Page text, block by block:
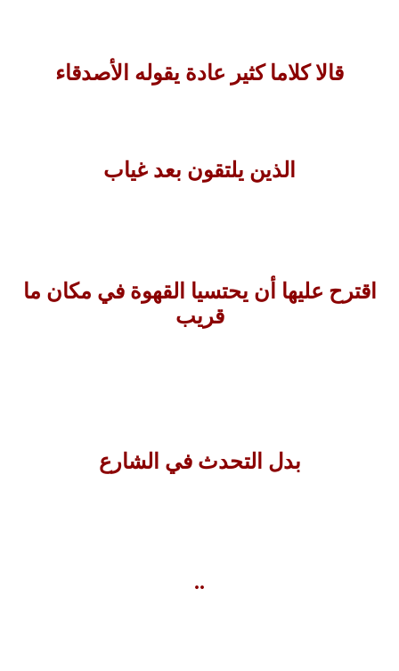
قالا كلاما كثير عادة يقوله الأصدقاء
الذين يلتقون بعد غياب
اقترح عليها أن يحتسيا القهوة في مكان ما
قريب
بدل التحدث في الشارع
..